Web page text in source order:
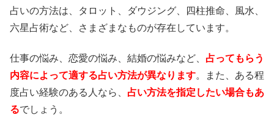
占いの方法は、タロット、ダウジング、四柱推命、風水、
六星占術など、さまざまなものが存在しています。
仕事の悩み、恋愛の悩み、結婚の悩みなど、 占ってもらう
内容によって適する占い方法が異なります。また、ある程
度占い経験のある人なら、 占い方法を指定したい場合もあ
るでしょう。